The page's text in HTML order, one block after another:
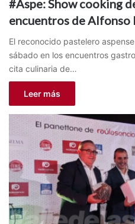
#Aspe: Show cooking
encuentros de Alfonso
El reconocido pastelero
sábado en los encuentros
cita culinaria de…
Leer más